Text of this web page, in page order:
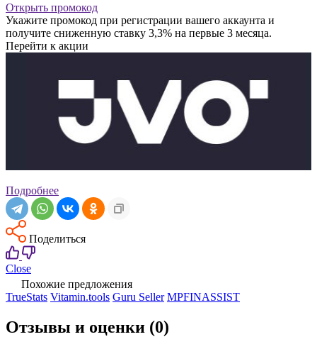
Открыть промокод
Укажите промокод при регистрации вашего аккаунта и
получите сниженную ставку 3,3% на первые 3 месяца.
Перейти к акции
Подробнее
Поделиться
Close
Похожие предложения
TrueStats Vitamin.tools Guru Seller MPFINASSIST
Отзывы и оценки (0)